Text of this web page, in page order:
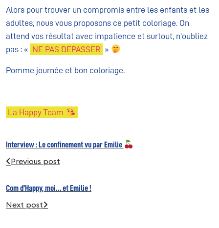
Alors pour trouver un compromis entre les enfants et les
adultes, nous vous proposons ce petit coloriage. On
attend vos résultat avec impatience et surtout, n’oubliez
pas : « NE PAS DEPASSER »
Pomme journée et bon coloriage.
La Happy Team
Interview : Le confinement vu par Emilie
Previous post
Com d’Happy, moi… et Emilie !
Next post